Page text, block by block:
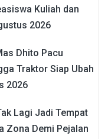
Kuliah dan
2026
Dhito Pacu
Traktor Siap Ubah
2026
Lagi Jadi Tempat
Zona Demi Pejalan